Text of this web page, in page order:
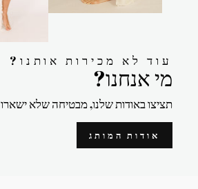
?עוד לא מכירות אותנו
?מי אנחנו
תציצו באודות שלנו, מבטיחה שלא
אודות המותג